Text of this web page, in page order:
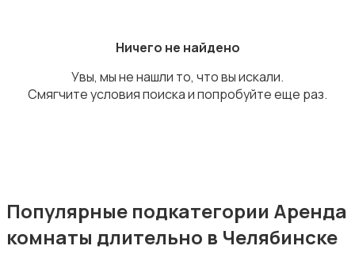
Ничего не найдено
Увы, мы не нашли то, что вы искали.
Смягчите условия поиска и попробуйте еще раз.
Популярные подкатегории Аренда
комнаты длительно в Челябинске